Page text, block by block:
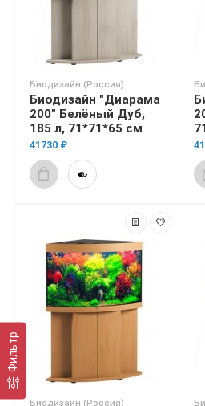
Фильтр
Биодизайн (Россия)
Биодизайн "Диарама
200" Белёный Дуб,
185 л, 71*71*65 см
41730 ₽
Биодизайн (Россия)